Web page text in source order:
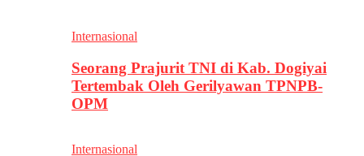
Internasional
Seorang Prajurit TNI di Kab. Dogiyai
Tertembak Oleh Gerilyawan TPNPB-
OPM
Internasional